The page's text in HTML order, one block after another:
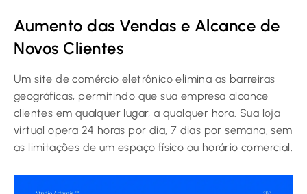
Aumento das Vendas e Alcance de
Novos Clientes
Um site de comércio eletrônico elimina as barreiras
geográficas, permitindo que sua empresa alcance
clientes em qualquer lugar, a qualquer hora. Sua loja
virtual opera 24 horas por dia, 7 dias por semana, sem
as limitações de um espaço físico ou horário comercial.